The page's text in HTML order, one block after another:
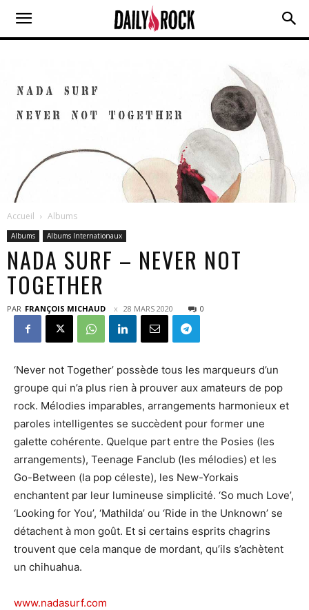
Accueil Albums
Albums Albums Internationaux
NADA SURF – NEVER NOT
TOGETHER
PAR FRANÇOIS MICHAUD 28 MARS 2020 0
‘Never not Together’ possède tous les marqueurs d’un
groupe qui n’a plus rien à prouver aux amateurs de pop
rock. Mélodies imparables, arrangements harmonieux et
paroles intelligentes se succèdent pour former une
galette cohérente. Quelque part entre the Posies (les
arrangements), Teenage Fanclub (les mélodies) et les
Go-Between (la pop céleste), les New-Yorkais
enchantent par leur lumineuse simplicité. ‘So much Love’,
‘Looking for You’, ‘Mathilda’ ou ‘Ride in the Unknown’ se
détachent à mon goût. Et si certains esprits chagrins
trouvent que cela manque de mordant, qu’ils s’achètent
un chihuahua.
www.nadasurf.com